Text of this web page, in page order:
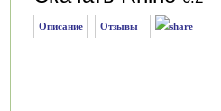
Описание Отзывы